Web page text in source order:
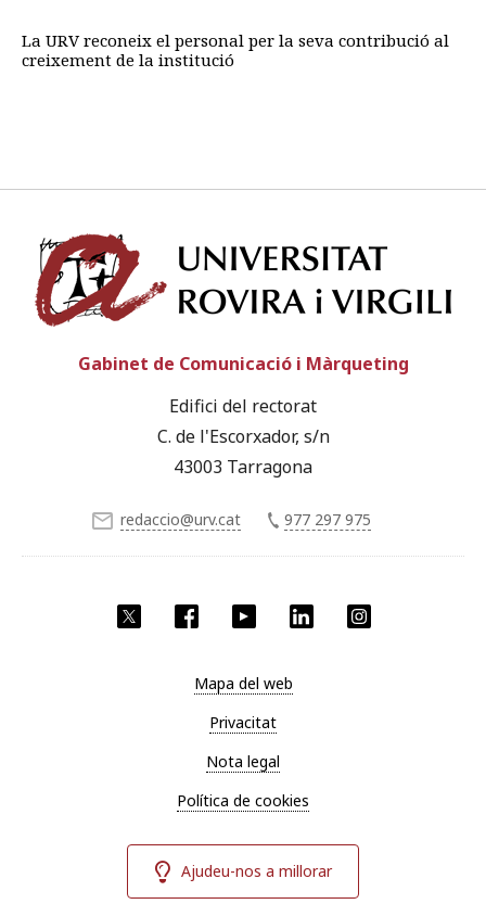
La URV reconeix el personal per la seva contribució al
creixement de la institució
Facebook YouTube LinkedIn
Gabinet de Comunicació i Màrqueting
Edifici del rectorat
C. de l'Escorxador, s/n
43003 Tarragona
redaccio@urv.cat 977 297 975
Mapa del web
Privacitat
Nota legal
Política de cookies
Ajudeu-nos a millorar